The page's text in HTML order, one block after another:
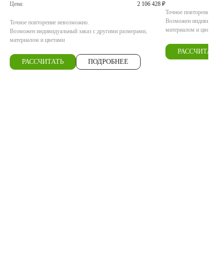
Цена:
2 106 428 ₽
Точное повторение невозможно.
Возможен индивидуальный заказ с другими размерами,
материалом и цветами
РАССЧИТАТЬ ПОДРОБНЕЕ
Точное повторение
Возможен
материалом и